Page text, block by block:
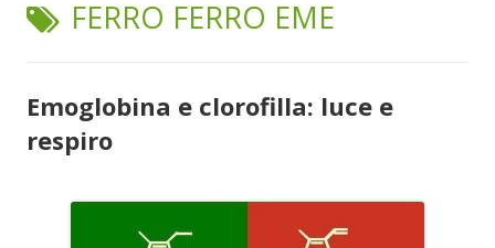
TAG:
FERRO FERRO EME
Emoglobina e clorofilla: luce e
respiro